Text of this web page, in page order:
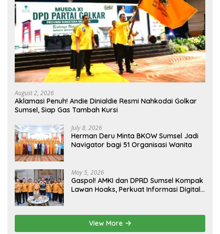
August 2, 2026
Aklamasi Penuh! Andie Dinialdie Resmi Nahkodai Golkar
Sumsel, Siap Gas Tambah Kursi
July 8, 2026
Herman Deru Minta BKOW Sumsel Jadi
Navigator bagi 51 Organisasi Wanita
May 5, 2026
Gaspol! AMKI dan DPRD Sumsel Kompak
Lawan Hoaks, Perkuat Informasi Digital
View More